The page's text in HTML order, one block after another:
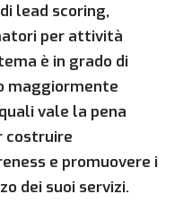
lead scoring,
per attività
è in grado di
maggiormente
vale la pena
costruire
e promuovere i
dei suoi servizi.